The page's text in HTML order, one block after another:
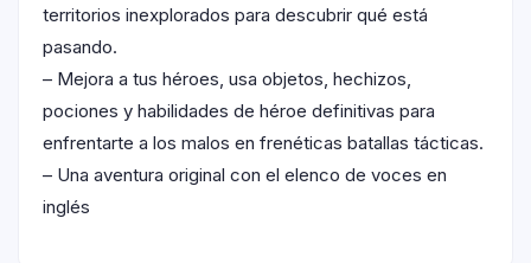
territorios inexplorados para descubrir qué está
pasando.
– Mejora a tus héroes, usa objetos, hechizos,
pociones y habilidades de héroe definitivas para
enfrentarte a los malos en frenéticas batallas tácticas.
– Una aventura original con el elenco de voces en
inglés